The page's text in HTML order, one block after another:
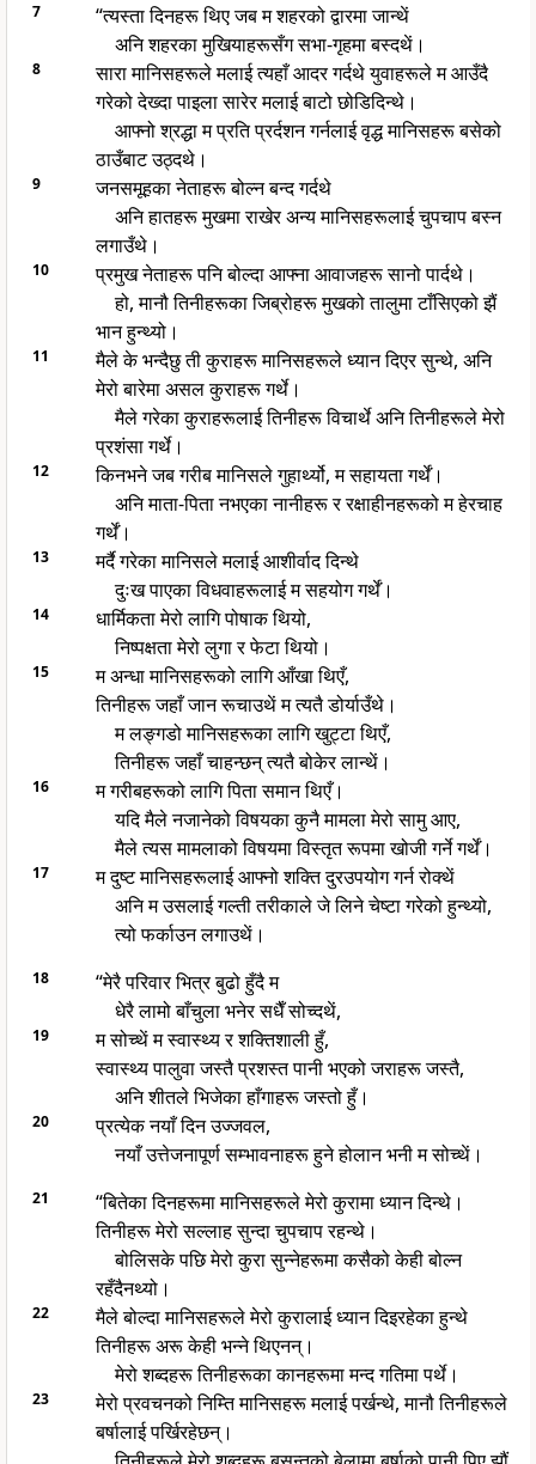
7
“त्यस्ता दिनहरू थिए जब म शहरको द्वारमा जान्थें
अनि शहरका मुखियाहरूसँग सभा-गृहमा बस्दथें।
8
सारा मानिसहरूले मलाई त्यहाँ आदर गर्दथे युवाहरूले म आउँदै
गरेको देख्दा पाइला सारेर मलाई बाटो छोडिदिन्थे।
आफ्नो श्रद्धा म प्रति प्रर्दशन गर्नलाई वृद्ध मानिसहरू बसेको
ठाउँबाट उठ्दथे।
9
जनसमूहका नेताहरू बोल्न बन्द गर्दथे
अनि हातहरू मुखमा राखेर अन्य मानिसहरूलाई चुपचाप बस्न
लगाउँथे।
10
प्रमुख नेताहरू पनि बोल्दा आफ्ना आवाजहरू सानो पार्दथे।
हो, मानौ तिनीहरूका जिब्रोहरू मुखको तालुमा टाँसिएको झैं
भान हुन्थ्यो।
11
मैले के भन्दैछु ती कुराहरू मानिसहरूले ध्यान दिएर सुन्थे, अनि
मेरो बारेमा असल कुराहरू गर्थे।
मैले गरेका कुराहरूलाई तिनीहरू विचार्थे अनि तिनीहरूले मेरो
प्रशंसा गर्थे।
12
किनभने जब गरीब मानिसले गुहार्थ्यो, म सहायता गर्थें।
अनि माता-पिता नभएका नानीहरू र रक्षाहीनहरूको म हेरचाह
गर्थें।
13
मर्दै गरेका मानिसले मलाई आशीर्वाद दिन्थे
दुःख पाएका विधवाहरूलाई म सहयोग गर्थें।
14
धार्मिकता मेरो लागि पोषाक थियो,
निष्पक्षता मेरो लुगा र फेटा थियो।
15
म अन्धा मानिसहरूको लागि आँखा थिएँ,
तिनीहरू जहाँ जान रूचाउथें म त्यतै डोर्याउँथे।
म लङ्गडो मानिसहरूका लागि खुट्टा थिएँ,
तिनीहरू जहाँ चाहन्छन् त्यतै बोकेर लान्थें।
16
म गरीबहरूको लागि पिता समान थिएँ।
यदि मैले नजानेको विषयका कुनै मामला मेरो सामु आए,
मैले त्यस मामलाको विषयमा विस्तृत रूपमा खोजी गर्ने गर्थें।
17
म दुष्ट मानिसहरूलाई आफ्नो शक्ति दुरउपयोग गर्न रोक्थें
अनि म उसलाई गल्ती तरीकाले जे लिने चेष्टा गरेको हुन्थ्यो,
त्यो फर्काउन लगाउथें।
18
“मेरै परिवार भित्र बुढो हुँदै म
धेरै लामो बाँचुला भनेर सधैँ सोच्दथें,
19
म सोच्थें म स्वास्थ्य र शक्तिशाली हुँ,
स्वास्थ्य पालुवा जस्तै प्रशस्त पानी भएको जराहरू जस्तै,
अनि शीतले भिजेका हाँगाहरू जस्तो हुँ।
20
प्रत्येक नयाँ दिन उज्जवल,
नयाँ उत्तेजनापूर्ण सम्भावनाहरू हुने होलान भनी म सोच्थें।
21
“बितेका दिनहरूमा मानिसहरूले मेरो कुरामा ध्यान दिन्थे।
तिनीहरू मेरो सल्लाह सुन्दा चुपचाप रहन्थे।
बोलिसके पछि मेरो कुरा सुन्नेहरूमा कसैको केही बोल्न
रहँदैनथ्यो।
22
मैले बोल्दा मानिसहरूले मेरो कुरालाई ध्यान दिइरहेका हुन्थे
तिनीहरू अरू केही भन्ने थिएनन्।
मेरो शब्दहरू तिनीहरूका कानहरूमा मन्द गतिमा पर्थे।
23
मेरो प्रवचनको निम्ति मानिसहरू मलाई पर्खन्थे, मानौ तिनीहरूले
बर्षालाई पर्खिरहेछन्।